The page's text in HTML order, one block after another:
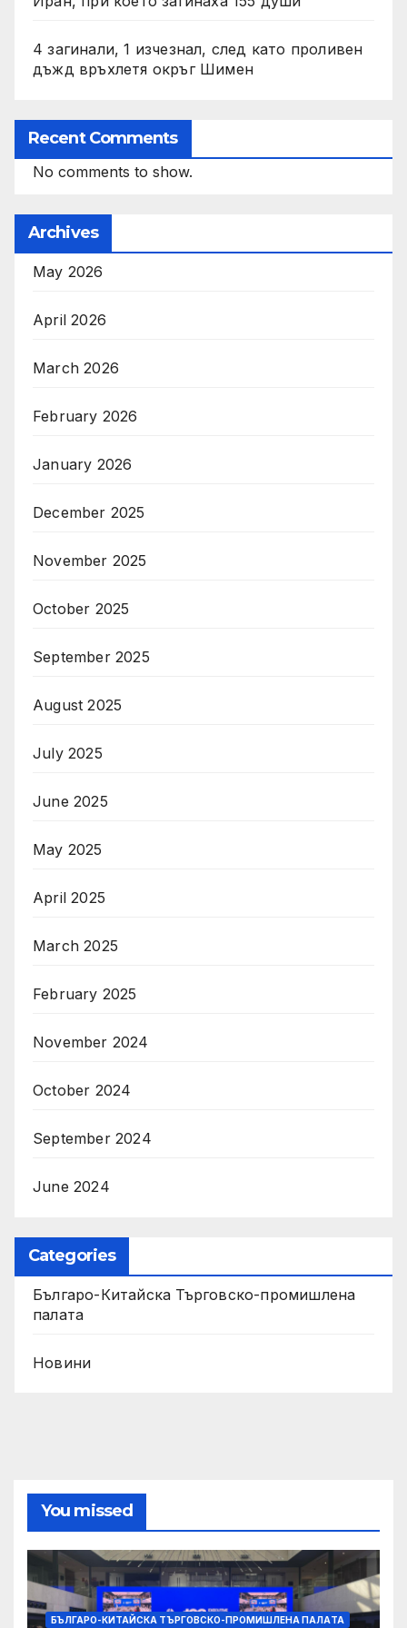
4 загинали, 1 изчезнал, след като проливен
дъжд връхлетя окръг Шимен
Recent Comments
No comments to show.
Archives
May 2026
April 2026
March 2026
February 2026
January 2026
December 2025
November 2025
October 2025
September 2025
August 2025
July 2025
June 2025
May 2025
April 2025
March 2025
February 2025
November 2024
October 2024
September 2024
June 2024
Categories
Българо-Китайска Търговско-промишлена
палaта
Новини
You missed
БЪЛГАРО-КИТАЙСКА ТЪРГОВСКО-ПРОМИШЛЕНА ПАЛAТА